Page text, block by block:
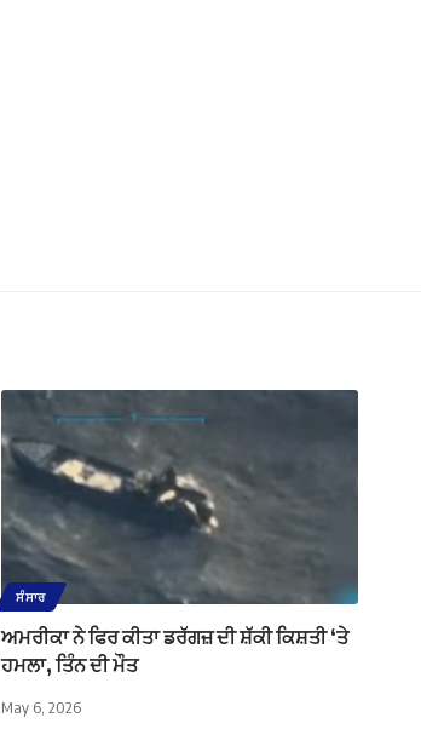
ਸੰਸਾਰ
ਅਮਰੀਕਾ ਨੇ ਫਿਰ ਕੀਤਾ ਡਰੱਗਜ਼ ਦੀ ਸ਼ੱਕੀ ਕਿਸ਼ਤੀ ‘ਤੇ
ਹਮਲਾ, ਤਿੰਨ ਦੀ ਮੌਤ
May 6, 2026